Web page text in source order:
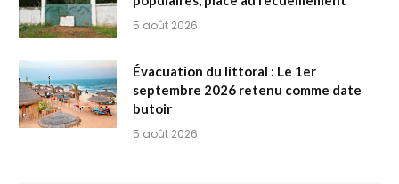
5 août 2026
Évacuation du littoral : Le 1er
septembre 2026 retenu comme date
butoir
5 août 2026